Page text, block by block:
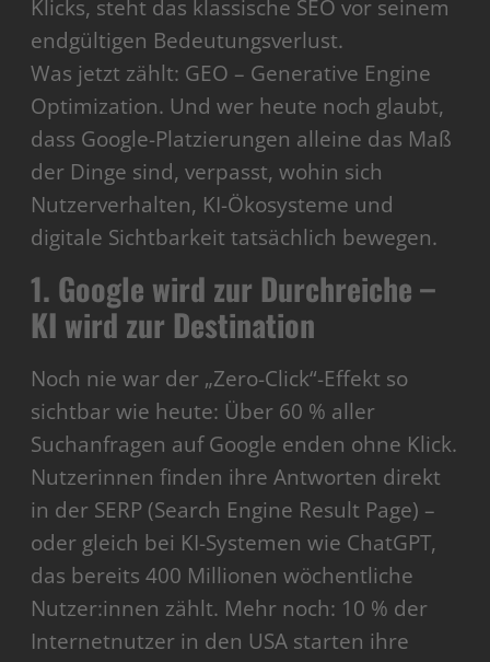
Klicks, steht das klassische SEO vor seinem
endgültigen Bedeutungsverlust.
Was jetzt zählt: GEO – Generative Engine
Optimization. Und wer heute noch glaubt,
dass Google-Platzierungen alleine das Maß
der Dinge sind, verpasst, wohin sich
Nutzerverhalten, KI-Ökosysteme und
digitale Sichtbarkeit tatsächlich bewegen.
1. Google wird zur Durchreiche –
KI wird zur Destination
Noch nie war der „Zero-Click“-Effekt so
sichtbar wie heute: Über 60 % aller
Suchanfragen auf Google enden ohne Klick.
Nutzerinnen finden ihre Antworten direkt
in der SERP (Search Engine Result Page) –
oder gleich bei KI-Systemen wie ChatGPT,
das bereits 400 Millionen wöchentliche
Nutzer:innen zählt. Mehr noch: 10 % der
Internetnutzer in den USA starten ihre